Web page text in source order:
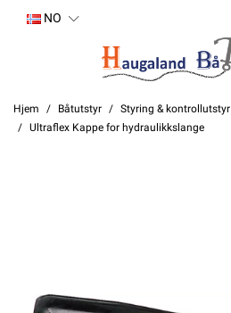
NO
Hjem Båtutstyr Styring & kontrollutstyr
Ultraflex Kappe for hydraulikkslange